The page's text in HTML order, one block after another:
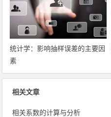
统计学：影响抽样误差的主要因
素
相关文章
相关系数的计算与分析